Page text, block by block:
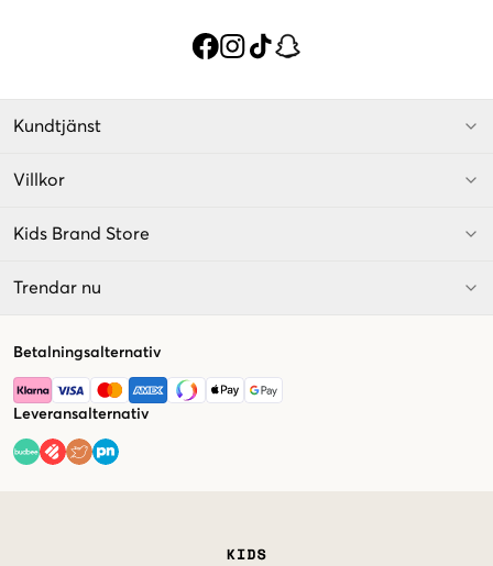
Kundtjänst
Villkor
Kids Brand Store
Trendar nu
Betalningsalternativ
Leveransalternativ